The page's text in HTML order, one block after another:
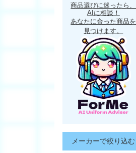
商品選びに迷ったら、
AIに相談！
あなたに合った商品を
見つけます。
メーカーで絞り込む